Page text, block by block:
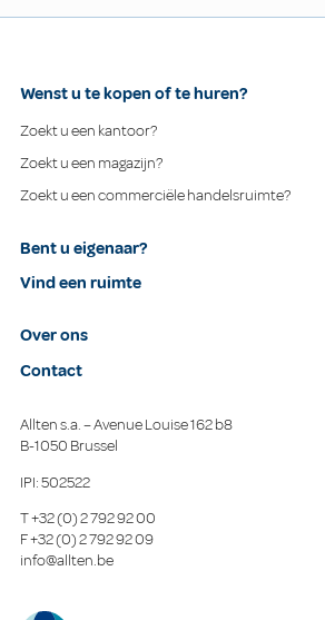
Wenst u te kopen of te huren?
Zoekt u een kantoor?
Zoekt u een magazijn?
Zoekt u een commerciële handelsruimte?
Bent u eigenaar?
Vind een ruimte
Over ons
Contact
Allten s.a. – Avenue Louise 162 b8
B-1050 Brussel
IPI: 502522
T+32 (0) 2 792 92 00
F+32 (0) 2 792 92 09
info@allten.be